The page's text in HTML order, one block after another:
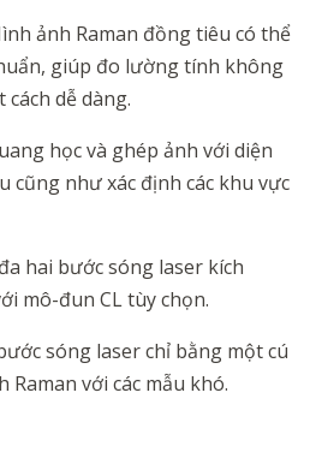
ảnh Raman đồng tiêu có thể
giúp đo lường tính không
dễ dàng.
học và ghép ảnh với diện
cũng như xác định các khu vực
hai bước sóng laser kích
mô-đun CL tùy chọn.
sóng laser chỉ bằng một cú
với các mẫu khó.